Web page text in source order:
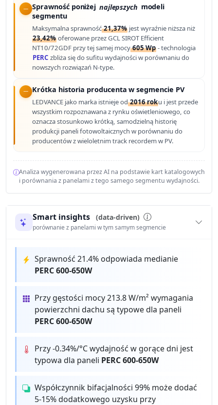
Sprawność poniżej najlepszych modeli
segmentu
Maksymalna sprawność21,37% jest wyraźnie niższa niż
23,42% oferowane przez GCL SIROT Efficient
NT10/72GDF przy tej samej mocy605 Wp - technologia
PERC zbliża się do sufitu wydajności w porównaniu do
nowszych rozwiązań N-type.
Krótka historia producenta w segmencie PV
LEDVANCE jako marka istnieje od2016 roku i jest przede
wszystkim rozpoznawana z rynku oświetleniowego, co
oznacza stosunkowo krótką, samodzielną historię
produkcji paneli fotowoltaicznych w porównaniu do
producentów z wieloletnim track recordem w PV.
Analiza wygenerowana przez AI na podstawie kart katalogowych
i porównania z panelami z tego samego segmentu wydajności.
Smart insights (data-driven)
porównanie z panelami w tym samym segmencie
Sprawność 21.4% odpowiada medianie
PERC 600-650W
Przy gęstości mocy 213.8 W/m² wymagania
powierzchni dachu są typowe dla paneli
PERC 600-650W
Przy -0.34%/°C wydajność w gorące dni jest
typowa dla paneli PERC 600-650W
Współczynnik bifacjalności 99% może dodać
5-15% dodatkowego uzysku przy